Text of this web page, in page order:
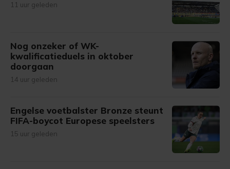
11 uur geleden
Nog onzeker of WK-
kwalificatieduels in oktober
doorgaan
14 uur geleden
Engelse voetbalster Bronze steunt
FIFA-boycot Europese speelsters
15 uur geleden